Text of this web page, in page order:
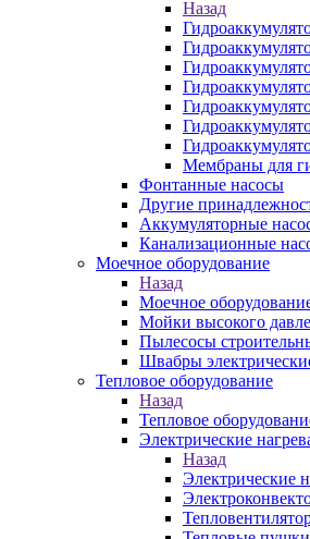
Назад
Мембраны для
Фонтанные насосы
Другие
Аккумуляторные
Канализационные
Моечное оборудование
Назад
Моечное
Мойки высокого
Пылесосы
Швабры
Тепловое оборудование
Назад
Тепловое
Электрические
Назад
Электрические